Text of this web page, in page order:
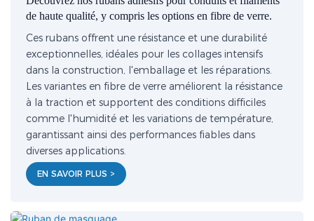
de haute qualité, y compris les options en fibre de verre.
Ces rubans offrent une résistance et une durabilité
exceptionnelles, idéales pour les collages intensifs
dans la construction, l'emballage et les réparations.
Les variantes en fibre de verre améliorent la résistance
à la traction et supportent des conditions difficiles
comme l'humidité et les variations de température,
garantissant ainsi des performances fiables dans
diverses applications.
EN SAVOIR PLUS >